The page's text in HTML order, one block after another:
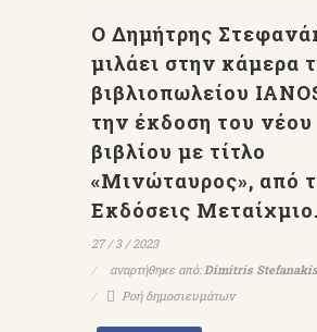
Ο Δημήτρης
μιλάει στην κάμερα
βιβλιοπωλείου
την έκδοση του νέου
βιβλίου με τίτλο
«Μινώταυρος», από
Εκδόσεις Μεταίχμιο.
27 / 3 / 2023
αναρτήθηκε από:Dimitris Stefanakis
Ροή δημοσιευμάτων